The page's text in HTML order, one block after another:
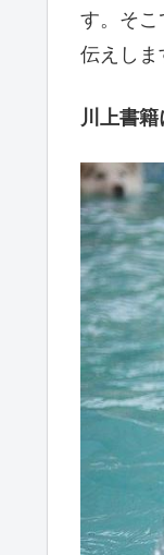
す。そこ
伝えしま
川上書